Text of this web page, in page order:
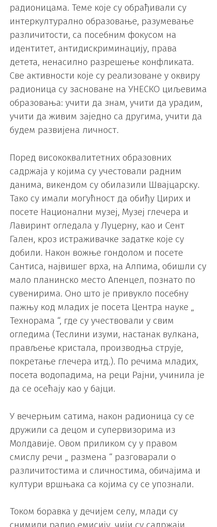
радионицама. Теме које су обрађивали су
интеркултурално образовање, разумевање
различитости, са посебним фокусом на
идентитет, антидискриминацију, права
детета, ненасилно разрешење конфликата.
Све активности које су реализоване у оквиру
радионица су засноване на УНЕСКО циљевима
образовања: учити да знам, учити да урадим,
учити да живим заједно са другима, учити да
будем развијена личност.
Поред висококвалитетних образовних
садржаја у којима су учестовали радним
данима, викендом су обилазили Швајцарску.
Тако су имали могућност да обиђу Цирих и
посете Национални музеј, Музеј глечера и
Лавиринт огледала у Луцерну, као и Сент
Гален, кроз истраживачке задатке које су
добили. Након вожње гондолом и посете
Сантиса, највишег врха, на Алпима, обишли су
мало планинско место Апенцел, познато по
сувенирима. Оно што је привукло посебну
пажњу код младих је посета Центра науке „
Технорама “, где су учествовали у свим
огледима (Теслини изуми, настанак вулкана,
прављење кристала, производња струје,
покретање глечера итд.). По речима младих,
посета водопадима, на реци Рајни, учинила је
да се осећају као у бајци.
У вечерњим сатима, након радионица су се
дружили са децом и супервизорима из
Молдавије. Овом приликом су у правом
смислу речи „ размена “ разговарали о
различитостима и сличностима, обичајима и
култури вршњака са којима су се упознали.
Током боравка у дечијем селу, млади су